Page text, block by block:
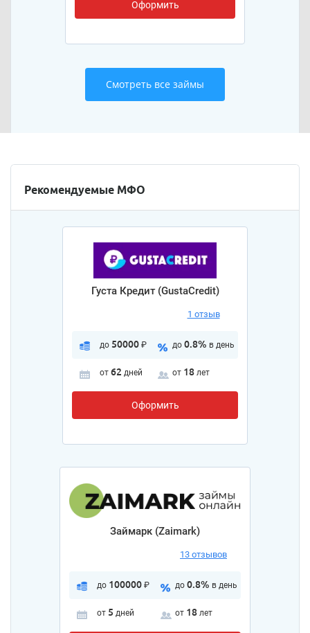
Оформить
Смотреть все займы
Рекомендуемые МФО
Густа Кредит (GustaCredit)
1 отзыв
до 50000 ₽ до 0.8% в день
от 62 дней от 18 лет
Оформить
Займарк (Zaimark)
13 отзывов
до 100000 ₽ до 0.8% в день
от 5 дней от 18 лет